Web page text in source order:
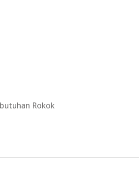
Rokok